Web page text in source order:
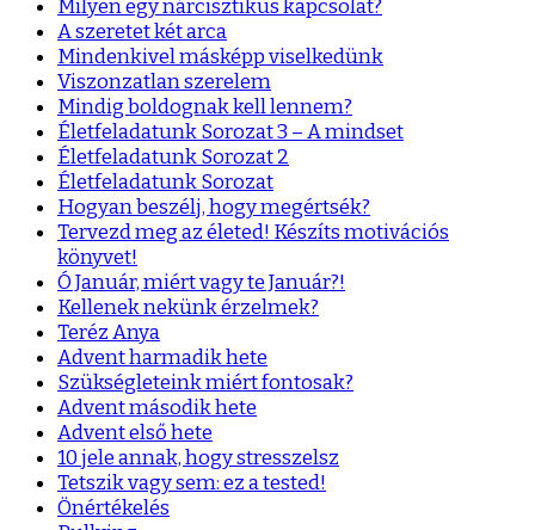
Milyen egy nárcisztikus kapcsolat?
A szeretet két arca
Mindenkivel másképp viselkedünk
Viszonzatlan szerelem
Mindig boldognak kell lennem?
Életfeladatunk Sorozat 3 – A mindset
Életfeladatunk Sorozat 2
Életfeladatunk Sorozat
Hogyan beszélj, hogy megértsék?
Tervezd meg az életed! Készíts motivációs
könyvet!
Ó Január, miért vagy te Január?!
Kellenek nekünk érzelmek?
Teréz Anya
Advent harmadik hete
Szükségleteink miért fontosak?
Advent második hete
Advent első hete
10 jele annak, hogy stresszelsz
Tetszik vagy sem: ez a tested!
Önértékelés